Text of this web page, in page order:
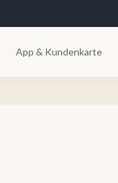
App & Kundenkarte